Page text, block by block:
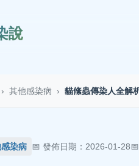
說
› 其他感染病 › 貓絛蟲傳染人全解
染病 發佈日期：2026-01-28